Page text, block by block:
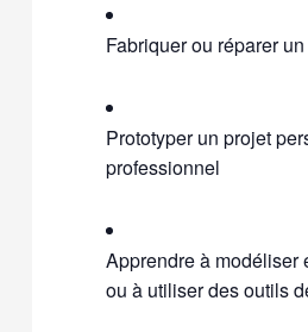
Fabriquer ou réparer
Prototyper un projet
professionnel
Apprendre à modéliser
ou à utiliser des outils